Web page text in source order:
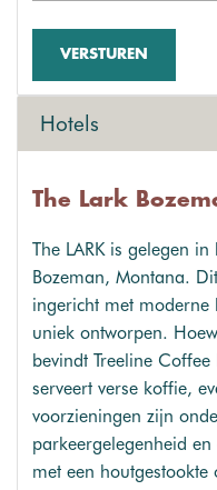
VERSTUREN
Hotels
The Lark
The LARK is gelegen
Bozeman, Montana.
ingericht met moderne
uniek ontworpen.
bevindt Treeline
serveert verse koffie,
voorzieningen zijn
parkeergelegenheid
met een